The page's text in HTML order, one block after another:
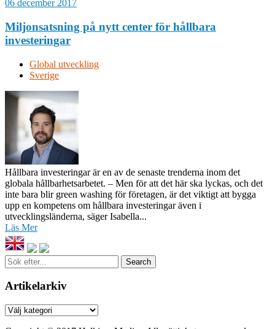
06 december 2017
Miljonsatsning på nytt center för hållbara
investeringar
Global utveckling
Sverige
Hållbara investeringar är en av de senaste trenderna inom det
globala hållbarhetsarbetet. – Men för att det här ska lyckas, och det
inte bara blir green washing för företagen, är det viktigt att bygga
upp en kompetens om hållbara investeringar även i
utvecklingsländerna, säger Isabella...
Läs Mer
Sök
efter...
Artikelarkiv
Artikelarkiv